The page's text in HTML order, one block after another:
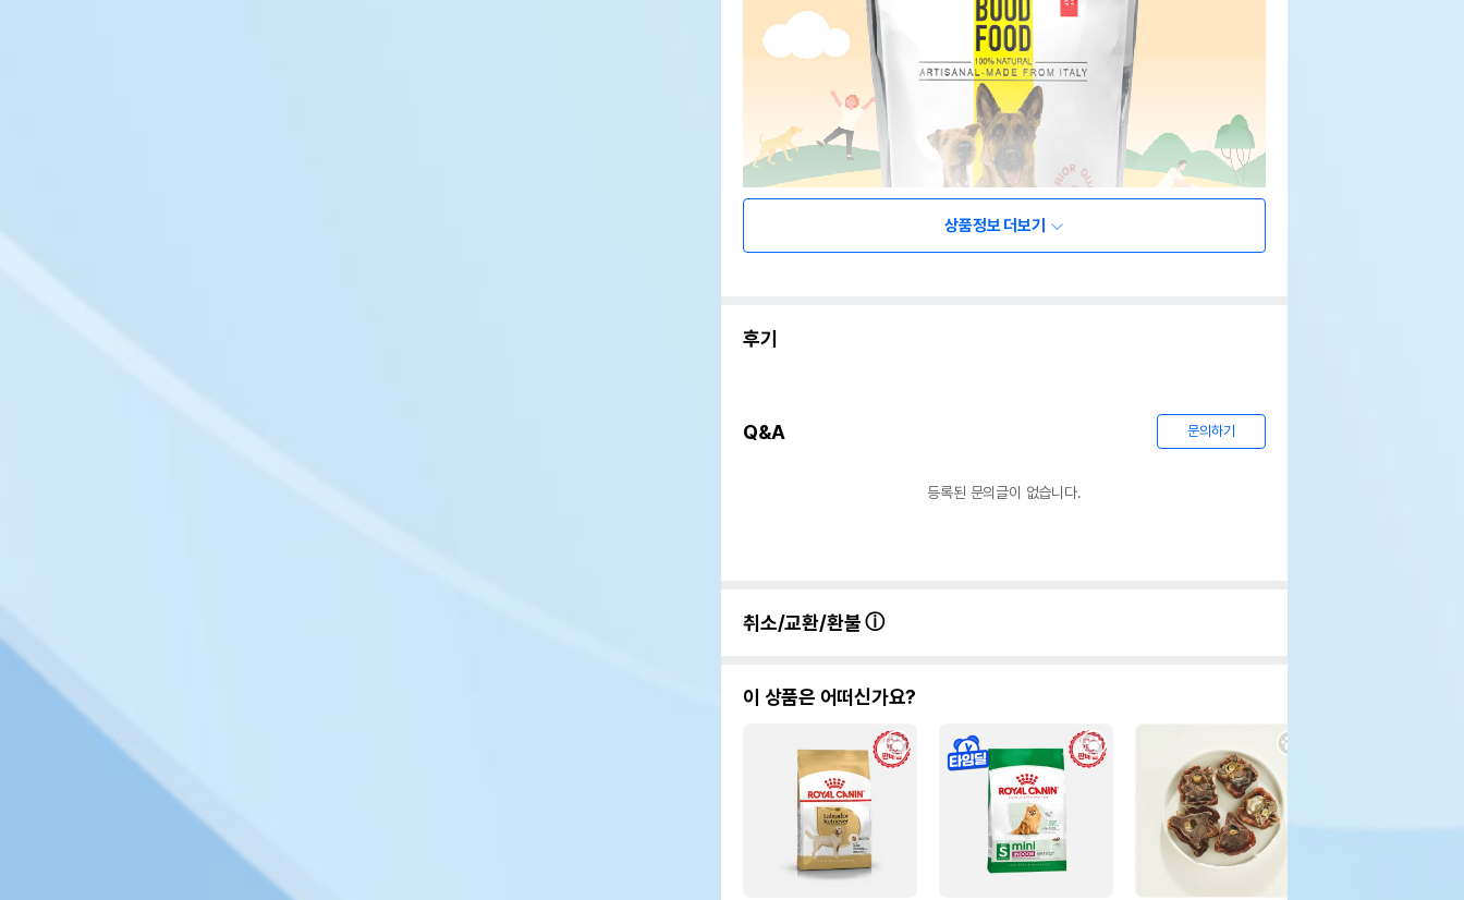
상품정보 더보기
후기
Q&A 문의하기
등록된 문의글이 없습니다.
취소/교환/환불
이 상품은 어떠신가요?